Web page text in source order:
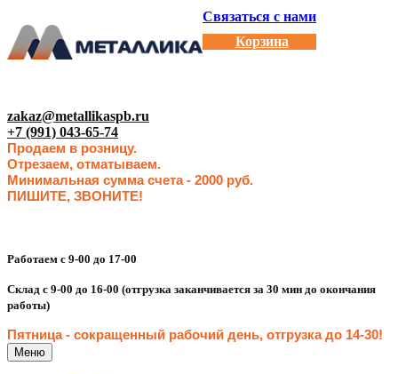
Связаться с нами
Корзина
zakaz@metallikaspb.ru
+7 (991) 043-65-74
Продаем в розницу.
Отрезаем, отматываем.
Минимальная сумма счета - 2000 руб.
ПИШИТЕ, ЗВОНИТЕ!
Работаем с 9-00 до 17-00
Склад с 9-00 до 16-00 (отгрузка заканчивается за 30 мин до окончания
работы)
Пятница - сокращенный рабочий день, отгрузка до 14-30!
Меню